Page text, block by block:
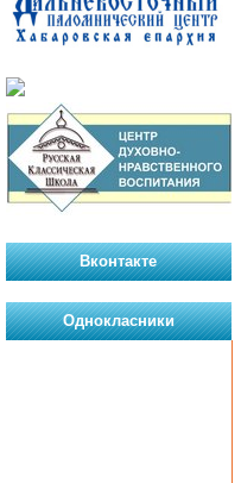
Вконтакте
Однокласники